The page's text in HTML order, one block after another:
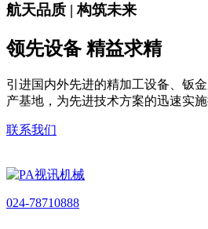
航天品质 | 构筑未来
领先设备 精益求精
引进国内外先进的精加工设备、钣
产基地，为先进技术方案的迅速实
联系我们
024-78710888